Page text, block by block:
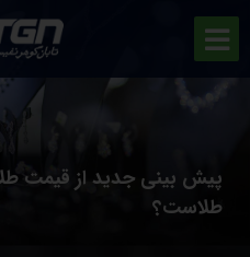
پیش بینی جدید از قیمت
طلاست؟